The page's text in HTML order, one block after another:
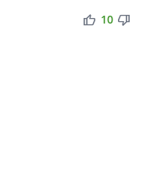
thumb_up thumb_down
10